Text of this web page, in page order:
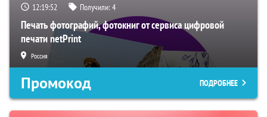
12:19:51 Получили:4
Печать фотографий, фотокниг от сервиса цифровой
печати netPrint
Россия
Промокод ПОДРОБНЕЕ